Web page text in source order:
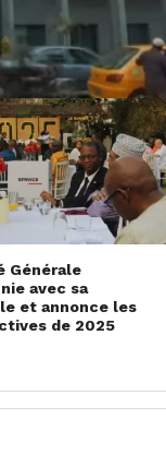
Générale
avec sa
et annonce les
de 2025